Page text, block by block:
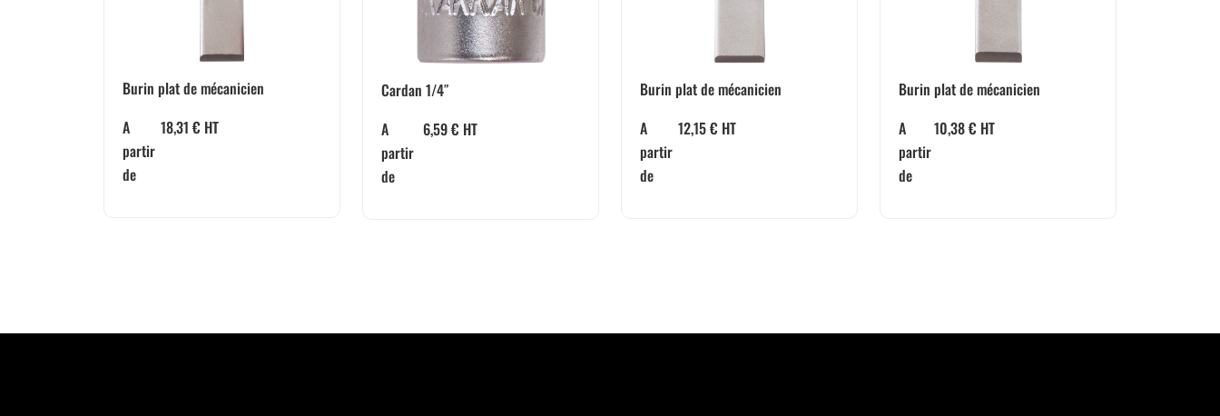
Burin plat de mécanicien
A
partir
de
18,31 € HT
Cardan 1/4″
A
partir
de
6,59€ HT
Burin plat de mécanicien
A
partir
de
12,15€ HT
Burin plat de mécanicien
A
partir
de
10,38€ HT